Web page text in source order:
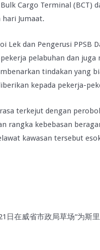
Cargo Terminal (BCT)
Jumaat.
Lek dan Pengerusi PPSB
pelabuhan dan juga
tindakan yang
kepada pekerja-
terkejut dengan
rangka kebebasan
kawasan tersebut
日在威省市政局草场“为斯